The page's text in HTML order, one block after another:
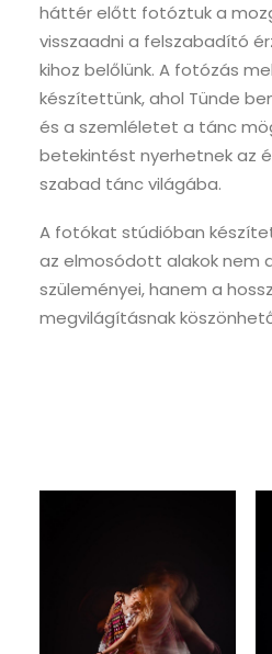
háttér előtt fotóztuk a
visszaadni a felszabadító
kihoz belőlünk. A fotózás
készítettünk, ahol Tünde
és a szemléletet a tánc
betekintést nyerhetnek az
szabad tánc világába.
A fotókat stúdióban
az elmosódott alakok nem
szüleményei, hanem a
megvilágításnak